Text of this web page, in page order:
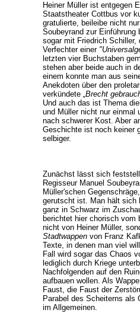
Heiner Müller ist entgegen
Staatstheater Cottbus vor
gratulierte, beileibe nicht
Soubeyrand zur Einführung
sogar mit Friedrich Schiller,
Verfechter einer
letzten vier Buchstaben
stehen aber beide auch in
einem konnte man aus
Anekdoten über den
verkündete „Brecht
Und auch das ist Thema
und Müller nicht nur einmal
nach schwerer Kost. Aber
Geschichte ist noch keiner
selbiger.
Zunächst lässt sich
Regisseur Manuel
Müller'schen
gerutscht ist. Man hält sich
ganz in Schwarz im
berichtet hier chorisch vom
nicht von Heiner Müller,
Stadtwappenvon Franz
Texte, in denen man viel
Fall wird sogar das Chaos
lediglich durch Kriege
Nachfolgenden auf den
aufbauen wollen. Als
Faust, die Faust der
Parabel des Scheiterns als
im Allgemeinen.